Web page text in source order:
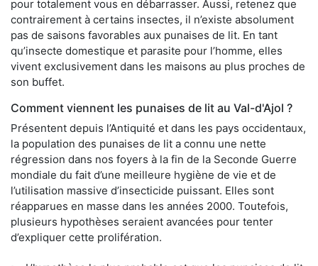
pour totalement vous en débarrasser. Aussi, retenez que
contrairement à certains insectes, il n’existe absolument
pas de saisons favorables aux punaises de lit. En tant
qu’insecte domestique et parasite pour l’homme, elles
vivent exclusivement dans les maisons au plus proches de
son buffet.
Comment viennent les punaises de lit au Val-d'Ajol ?
Présentent depuis l’Antiquité et dans les pays occidentaux,
la population des punaises de lit a connu une nette
régression dans nos foyers à la fin de la Seconde Guerre
mondiale du fait d’une meilleure hygiène de vie et de
l’utilisation massive d’insecticide puissant. Elles sont
réapparues en masse dans les années 2000. Toutefois,
plusieurs hypothèses seraient avancées pour tenter
d’expliquer cette prolifération.